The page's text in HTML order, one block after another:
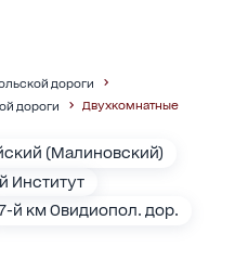
дороги
дороги
Двухкомнатные
(Малиновский)
Институт
й км Овидиопол. дор.